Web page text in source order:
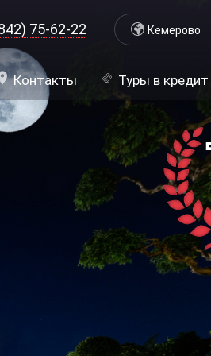
75-62-22 Кемерово
Контакты Туры в кредит